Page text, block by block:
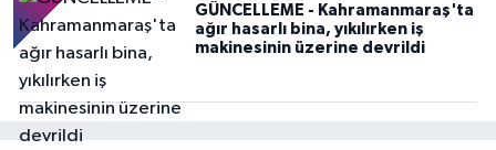
GÜNCELLEME - Kahramanmaraş'ta
ağır hasarlı bina, yıkılırken iş
makinesinin üzerine devrildi